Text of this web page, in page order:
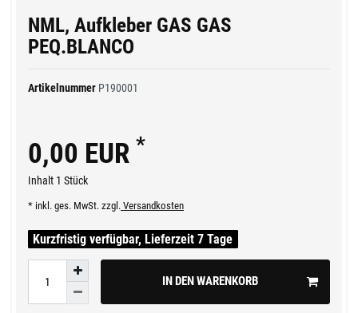
NML, Aufkleber GAS GAS
PEQ.BLANCO
Artikelnummer P190001
0,00 EUR *
Inhalt 1 Stück
* inkl. ges. MwSt. zzgl. Versandkosten
Kurzfristig verfügbar, Lieferzeit 7 Tage
IN DEN WARENKORB